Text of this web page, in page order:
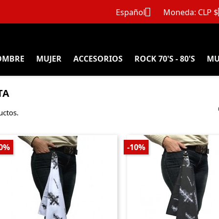
Español Moneda: CLP $
MUJER ACCESORIOS ROCK 70'S - 80'S
-10%